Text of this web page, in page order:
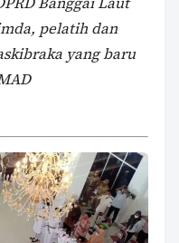
pelatih dan
yang baru